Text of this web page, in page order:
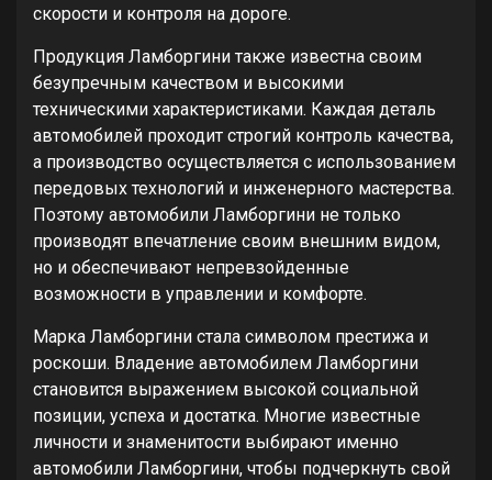
скорости и контроля на дороге.
Продукция Ламборгини также известна своим
безупречным качеством и высокими
техническими характеристиками. Каждая деталь
автомобилей проходит строгий контроль качества,
а производство осуществляется с использованием
передовых технологий и инженерного мастерства.
Поэтому автомобили Ламборгини не только
производят впечатление своим внешним видом,
но и обеспечивают непревзойденные
возможности в управлении и комфорте.
Марка Ламборгини стала символом престижа и
роскоши. Владение автомобилем Ламборгини
становится выражением высокой социальной
позиции, успеха и достатка. Многие известные
личности и знаменитости выбирают именно
автомобили Ламборгини, чтобы подчеркнуть свой